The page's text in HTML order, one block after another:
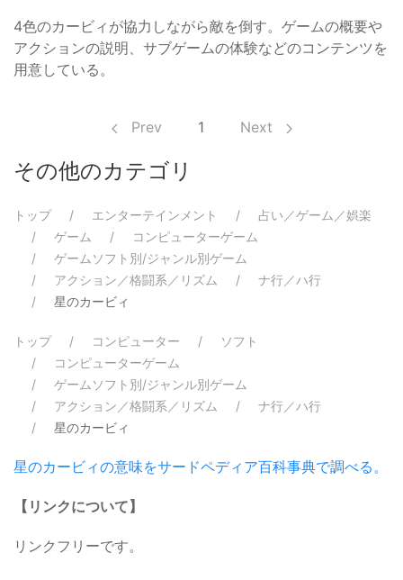
4色のカービィが協力しながら敵を倒す。ゲームの概要や
アクションの説明、サブゲームの体験などのコンテンツを
用意している。
Prev 1 Next
その他のカテゴリ
トップ エンターテインメント
占い／ゲーム／娯楽
ゲーム
コンピューターゲーム
ゲームソフト別/ジャンル別ゲーム
アクション／格闘系／リズム
ナ行／ハ行
星のカービィ
トップ コンピューター
ソフト
コンピューターゲーム
ゲームソフト別/ジャンル別ゲーム
アクション／格闘系／リズム
ナ行／ハ行
星のカービィ
星のカービィの意味をサードペディア百科事典で調べる。
【リンクについて】
リンクフリーです。